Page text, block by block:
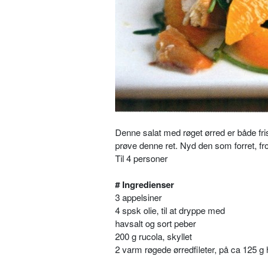
Denne salat med røget ørred er både
prøve denne ret. Nyd den som forret,
Til 4 personer
# Ingredienser
3 appelsiner
4 spsk olie, til at dryppe med
havsalt og sort peber
200 g rucola, skyllet
2 varm røgede ørredfileter, på ca 125 g